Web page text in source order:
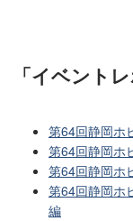
「イベント
第64回静岡ホ
第64回静岡ホ
第64回静岡ホ
第64回静岡ホ
編